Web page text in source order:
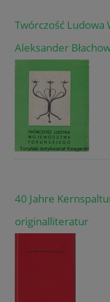
Twórczość
Aleksander
40 Jahre
originalliteratur